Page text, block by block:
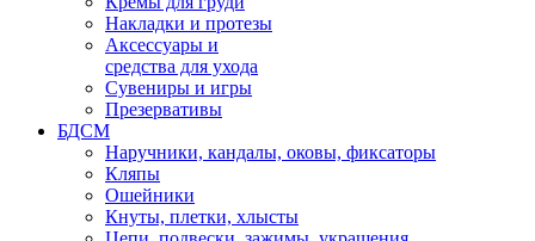
Накладки и протезы
Аксессуары и
средства для ухода
Сувениры и игры
Презервативы
БДСМ
Наручники, кандалы, оковы, фиксаторы
Кляпы
Ошейники
Кнуты, плетки, хлысты